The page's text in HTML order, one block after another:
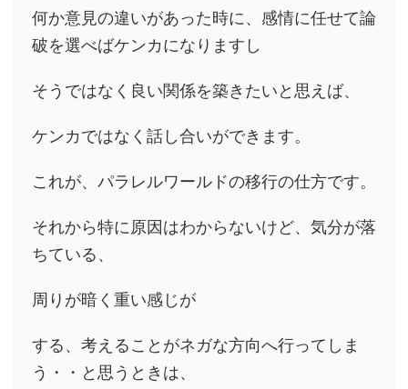
何か意見の違いがあった時に、感情に任せて論
破を選べばケンカになりますし
そうではなく良い関係を築きたいと思えば、
ケンカではなく話し合いができます。
これが、パラレルワールドの移行の仕方です。
それから特に原因はわからないけど、気分が落
ちている、
周りが暗く重い感じが
する、考えることがネガな方向へ行ってしま
う・・と思うときは、